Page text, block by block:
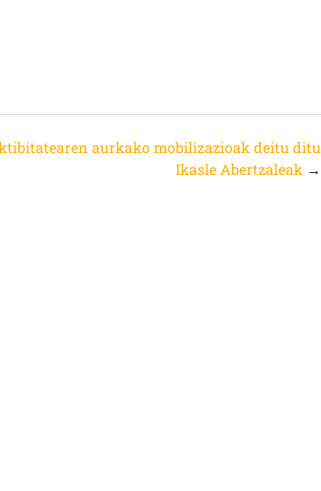
aurkako mobilizazioak deitu ditu
Ikasle Abertzaleak →